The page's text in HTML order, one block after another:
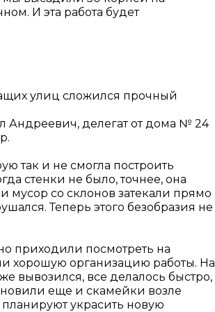
И эта работа будет
улиц сложился прочный
Андреевич, делегат от дома № 24
так и не смогла построить
стенки не было, точнее, она
мусор со склонов затекали прямо
Теперь этого безобразия не
приходили посмотреть на
хорошую организацию работы. На
вывозился, все делалось быстро,
еще и скамейки возле
украсить новую